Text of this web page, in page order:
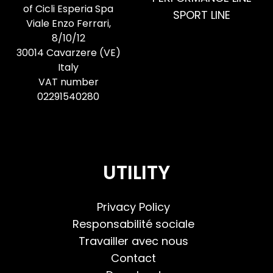
of Cicli Esperia Spa
Viale Enzo Ferrari,
8/10/12
30014 Cavarzere (VE)
Italy
VAT number
02291540280
SPORT LINE
UTILITY
Privacy Policy
Responsabilité sociale
Travailler avec nous
Contact